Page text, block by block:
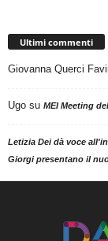
Ultimi commenti
Giovanna Querci
Ugo su MEI Meeting
Letizia Dei dà voce
Giorgi presentano il